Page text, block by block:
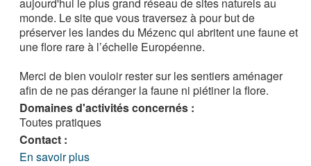
aujourd'hui le plus grand réseau de sites naturels au
monde. Le site que vous traversez à pour but de
préserver les landes du Mézenc qui abritent une faune et
une flore rare à l’échelle Européenne.
Merci de bien vouloir rester sur les sentiers aménager
afin de ne pas déranger la faune ni piétiner la flore.
Domaines d'activités concernés :
Toutes pratiques
Contact :
En savoir plus